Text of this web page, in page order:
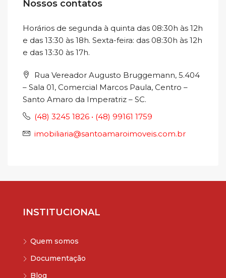
Nossos contatos
Horários de segunda à quinta das 08:30h às 12h
e das 13:30 às 18h. Sexta-feira: das 08:30h às 12h
e das 13:30 às 17h.
Rua Vereador Augusto Bruggemann, 5.404
– Sala 01, Comercial Marcos Paula, Centro –
Santo Amaro da Imperatriz – SC.
(48) 3245 1826 • (48) 99161 1759
imobiliaria@santoamaroimoveis.com.br
INSTITUCIONAL
Quem somos
Documentação
Blog